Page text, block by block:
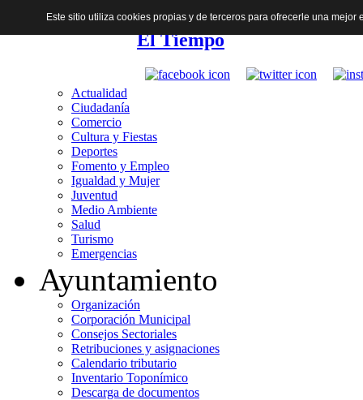
El Tiempo
Actualidad
Ciudadanía
Comercio
Cultura y Fiestas
Deportes
Fomento y Empleo
Igualdad y Mujer
Juventud
Medio Ambiente
Salud
Turismo
Emergencias
Ayuntamiento
Organización
Corporación Municipal
Consejos Sectoriales
Retribuciones y asignaciones
Calendario tributario
Inventario Toponímico
Descarga de documentos
Este sitio utiliza cookies propias y de terceros para ofrecerle una